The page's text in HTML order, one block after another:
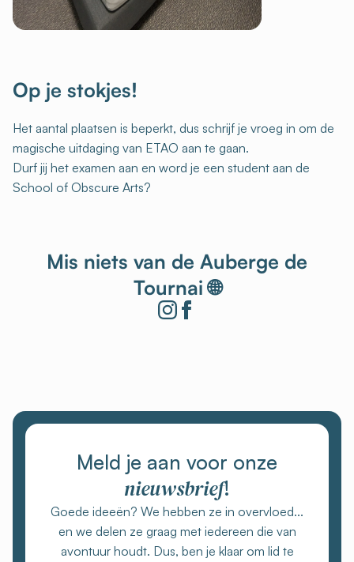
Op je stokjes!
Het aantal plaatsen is beperkt, dus schrijf je vroeg in om de
magische uitdaging van ETAO aan te gaan.
Durf jij het examen aan en word je een student aan de
School of Obscure Arts?
Mis niets van de Auberge de
Tournai 🌐
Meld je aan voor onze
nieuwsbrief!
Goede ideeën? We hebben ze in overvloed...
en we delen ze graag met iedereen die van
avontuur houdt. Dus, ben je klaar om lid te